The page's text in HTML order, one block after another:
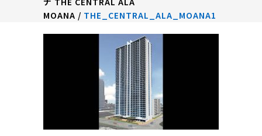
MOANA / THE_CENTRAL_ALA_MOANA1